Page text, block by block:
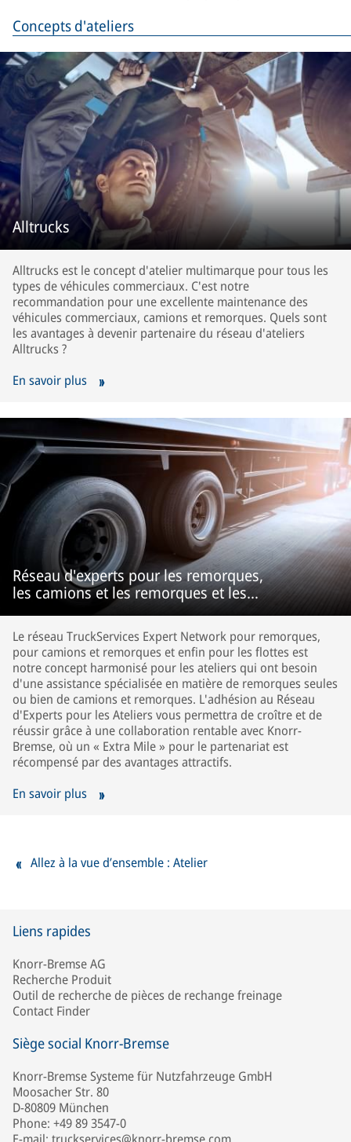
Concepts d'ateliers
Alltrucks
Alltrucks est le concept d'atelier multimarque pour tous les
types de véhicules commerciaux. C'est notre
recommandation pour une excellente maintenance des
véhicules commerciaux, camions et remorques. Quels sont
les avantages à devenir partenaire du réseau d'ateliers
Alltrucks ?
En savoir plus
Réseau d'experts pour les remorques,
les camions et les remorques et les
Le réseau TruckServices Expert Network pour remorques,
pour camions et remorques et enfin pour les flottes est
notre concept harmonisé pour les ateliers qui ont besoin
d'une assistance spécialisée en matière de remorques seules
ou bien de camions et remorques. L'adhésion au Réseau
d'Experts pour les Ateliers vous permettra de croître et de
réussir grâce à une collaboration rentable avec Knorr-
Bremse, où un « Extra Mile » pour le partenariat est
récompensé par des avantages attractifs.
En savoir plus
Allez à la vue d’ensemble : Atelier
Liens rapides
Knorr-Bremse AG
Recherche Produit
Outil de recherche de pièces de rechange freinage
Contact Finder
Siège social Knorr-Bremse
Knorr-Bremse Systeme für Nutzfahrzeuge GmbH
Moosacher Str. 80
D-80809 München
Phone: +49 89 3547-0